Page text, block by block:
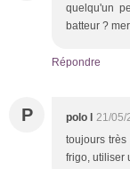
quelqu'un
batteur ?
Répondre
P polo l 21/05/
toujours
frigo, utiliser